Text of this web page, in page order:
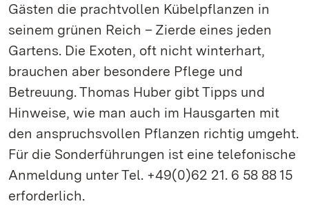
Gästen die prachtvollen Kübelpflanzen in
seinem grünen Reich – Zierde eines jeden
Gartens. Die Exoten, oft nicht winterhart,
brauchen aber besondere Pflege und
Betreuung. Thomas Huber gibt Tipps und
Hinweise, wie man auch im Hausgarten mit
den anspruchsvollen Pflanzen richtig umgeht.
Für die Sonderführungen ist eine telefonische
Anmeldung unter Tel. +49(0)62 21. 6 58 88 15
erforderlich.